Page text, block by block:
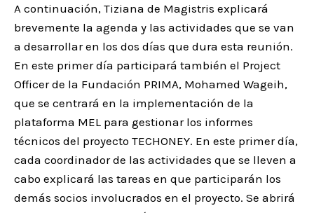
A continuación, Tiziana de Magistris explicará
brevemente la agenda y las actividades que se van
a desarrollar en los dos días que dura esta reunión.
En este primer día participará también el Project
Officer de la Fundación PRIMA, Mohamed Wageih,
que se centrará en la implementación de la
plataforma MEL para gestionar los informes
técnicos del proyecto TECHONEY. En este primer día,
cada coordinador de las actividades que se lleven a
cabo explicará las tareas en que participarán los
demás socios involucrados en el proyecto. Se abrirá